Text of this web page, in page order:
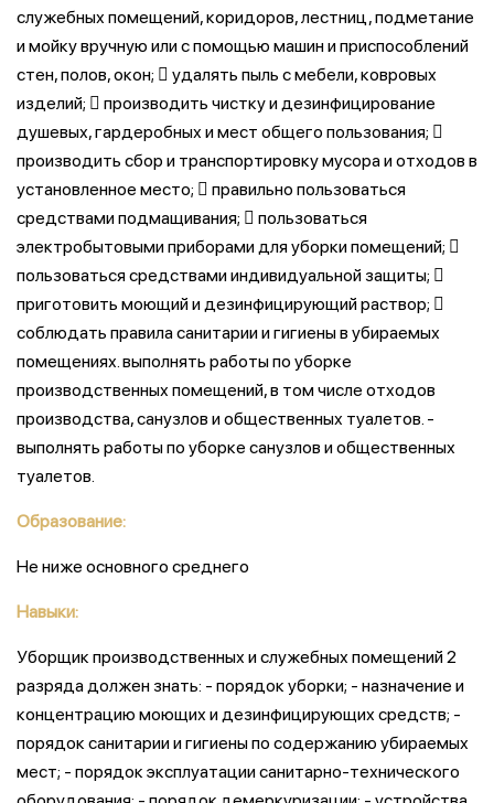
служебных помещений, коридоров, лестниц, подметание
и мойку вручную или с помощью машин и приспособлений
стен, полов, окон;  удалять пыль с мебели, ковровых
изделий;  производить чистку и дезинфицирование
душевых, гардеробных и мест общего пользования; 
производить сбор и транспортировку мусора и отходов в
установленное место;  правильно пользоваться
средствами подмащивания;  пользоваться
электробытовыми приборами для уборки помещений; 
пользоваться средствами индивидуальной защиты; 
приготовить моющий и дезинфицирующий раствор; 
соблюдать правила санитарии и гигиены в убираемых
помещениях. выполнять работы по уборке
производственных помещений, в том числе отходов
производства, санузлов и общественных туалетов. -
выполнять работы по уборке санузлов и общественных
туалетов.
Образование:
Не ниже основного среднего
Навыки:
Уборщик производственных и служебных помещений 2
разряда должен знать: - порядок уборки; - назначение и
концентрацию моющих и дезинфицирующих средств; -
порядок санитарии и гигиены по содержанию убираемых
мест; - порядок эксплуатации санитарно-технического